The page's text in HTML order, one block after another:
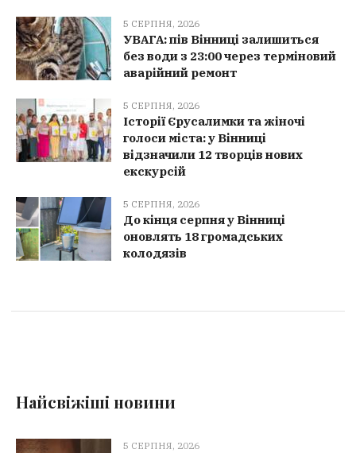
5 СЕРПНЯ, 2026
УВАГА: пів Вінниці залишиться
без води з 23:00 через терміновий
аварійний ремонт
5 СЕРПНЯ, 2026
Історії Єрусалимки та жіночі
голоси міста: у Вінниці
відзначили 12 творців нових
екскурсій
5 СЕРПНЯ, 2026
До кінця серпня у Вінниці
оновлять 18 громадських
колодязів
Найсвіжіші новини
5 СЕРПНЯ, 2026